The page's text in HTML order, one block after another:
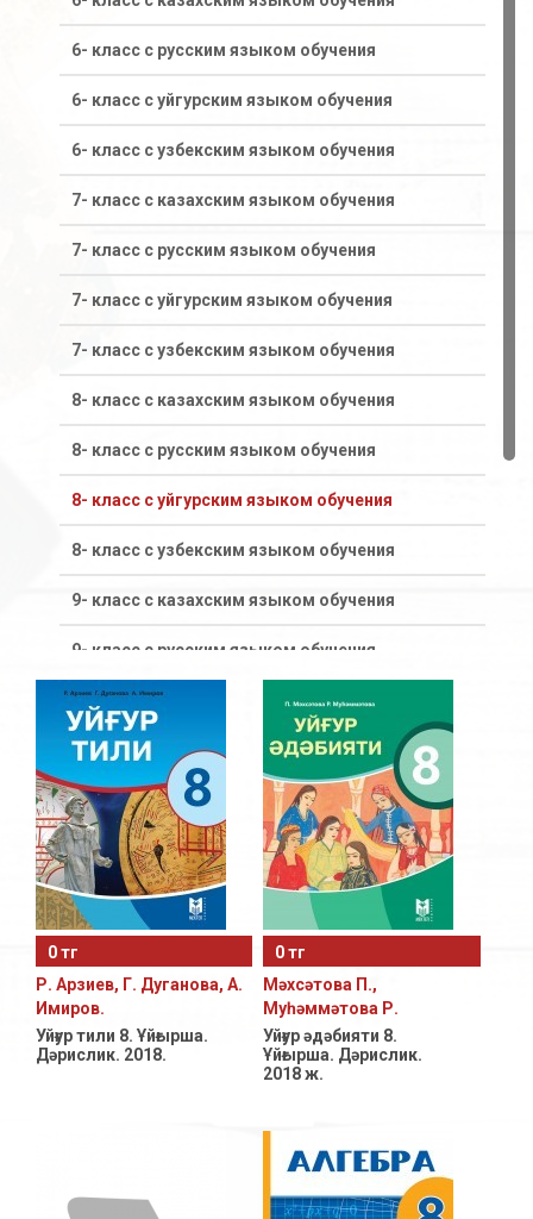
6- класс с русским языком обучения
6- класс с уйгурским языком обучения
6- класс с узбекским языком обучения
7- класс с казахским языком обучения
7- класс с русским языком обучения
7- класс с уйгурским языком обучения
7- класс с узбекским языком обучения
8- класс с казахским языком обучения
8- класс с русским языком обучения
8- класс с уйгурским языком обучения
8- класс с узбекским языком обучения
9- класс с казахским языком обучения
9- класс с русским языком обучения
9- класс с уйгурским языком обучения
9- класс с узбекским языком обучения
Старшая ступень
0 тг
Р. Арзиев, Г. Дуганова, А.
Имиров.
Уйғур тили 8. Ұйғырша.
Дәрислик. 2018.
0 тг
Мәхсәтова П.,
Муһәммәтова Р.
Уйғур әдәбияти 8.
Ұйғырша. Дәрислик.
2018 ж.